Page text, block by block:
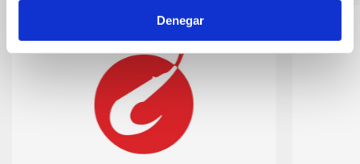
Denegar